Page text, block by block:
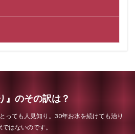
』のその訳は？
っても人見知り。30年お水を続けても治り
はないのです。